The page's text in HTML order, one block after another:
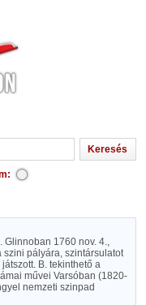
Glinnoban 1760 nov. 4.,
pályára, szintársulatot
B. tekinthető a
művei Varsóban (1820-
nemzeti szinpad